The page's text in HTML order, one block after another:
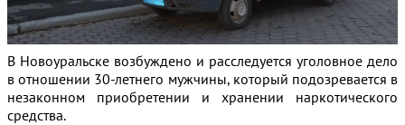
В Новоуральске возбуждено и расследуется уголовное дело
в отношении 30-летнего мужчины, который подозревается в
незаконном приобретении и хранении наркотического
средства.